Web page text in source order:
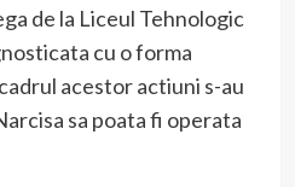
de la Liceul Tehnologic
cu o forma
acestor actiuni s-au
sa poata fi operata